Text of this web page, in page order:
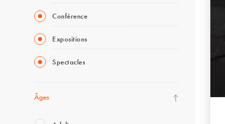
Conférence
Expositions
Spectacles
Âges